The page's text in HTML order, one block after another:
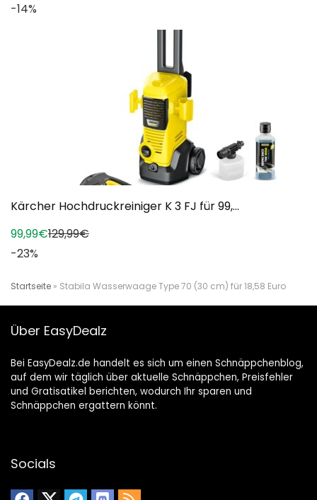
-14%
Kärcher Hochdruckreiniger K 3 FJ für 99,...
99,99€129,99€
-23%
Startseite » Stabila Wasserwaage Type 70 (30 cm) für 18,58 Euro
Über EasyDealz
Bei EasyDealz.de handelt es sich um einen Schnäppchenblog,
auf dem wir täglich über aktuelle Schnäppchen, Preisfehler
und Gratisatikel berichten, wodurch Ihr sparen und
Schnäppchen ergattern könnt.
Socials